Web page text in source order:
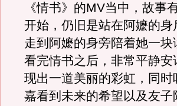
《情书》的MV当中，故事
开始，仍旧是站在阿嬷的
走到阿嬷的身旁陪着她一
看完情书之后，非常平静
现出一道美丽的彩虹，同
嘉看到未来的希望以及友